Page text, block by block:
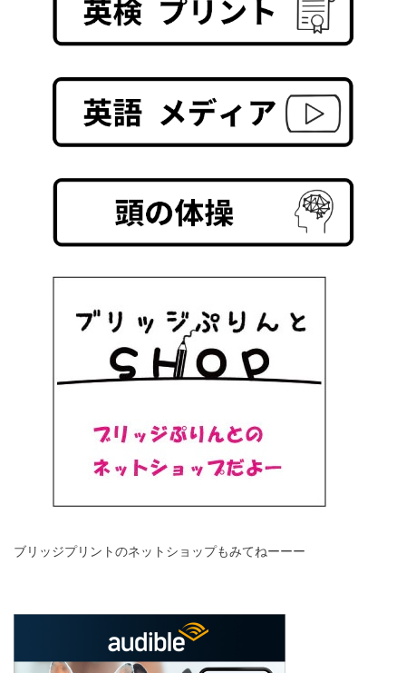
ブリッジプリントのネットショップもみてねーーー